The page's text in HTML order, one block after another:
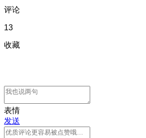
评论
13
收藏
表情
发送